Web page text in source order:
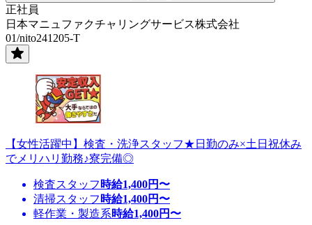
正社員
日本マニュファクチャリングサービス株式会社
01/nito241205-T
【女性活躍中】検査・洗浄スタッフ★日勤のみ×土日祝休み
でメリハリ勤務♪寮完備◎
検査スタッフ 時給1,400円〜
清掃スタッフ 時給1,400円〜
軽作業・製造系時給1,400円〜